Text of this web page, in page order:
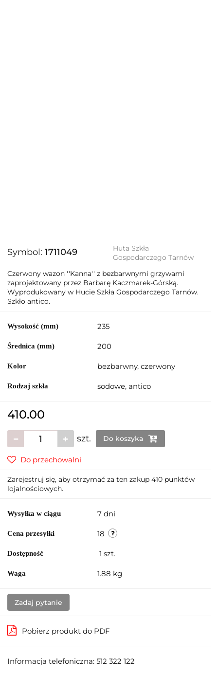
Symbol: 1711049
Huta Szkła
Gospodarczego Tarnów
Czerwony wazon ''Kanna'' z bezbarwnymi grzywami
zaprojektowany przez Barbarę Kaczmarek-Górską.
Wyprodukowany w Hucie Szkła Gospodarczego Tarnów.
Szkło antico.
Wysokość (mm) 235
Średnica (mm) 200
Kolor bezbarwny, czerwony
Rodzaj szkła sodowe, antico
410.00
szt. Do koszyka
Do przechowalni
Zarejestruj się, aby otrzymać za ten zakup 410 punktów
lojalnościowych.
Wysyłka w ciągu 7 dni
Cena przesyłki 18
Dostępność 1 szt.
Waga 1.88 kg
Zadaj pytanie
Pobierz produkt do PDF
Informacja telefoniczna: 512 322 122